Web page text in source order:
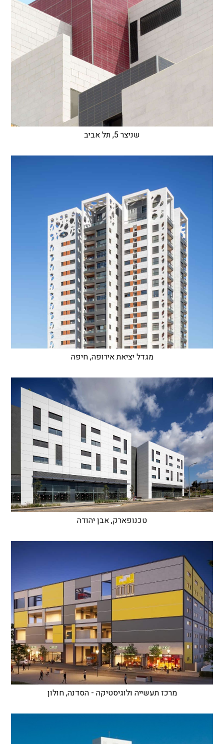
שניצר 5, תל אביב
מגדל יציאת אירופה, חיפה
טכנופארק, אבן יהודה
מרכז תעשייה ולוגיסטיקה - הסדנה, חולון